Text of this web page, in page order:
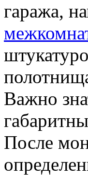
гаража,
Важно
После